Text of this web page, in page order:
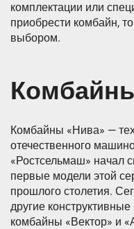
комплектации или
приобрести комбайн,
выбором.
Комбайны «Нива» —
отечественного
«Ростсельмаш» начал
первые модели этой
прошлого столетия.
другие
комбайны «Вектор» и